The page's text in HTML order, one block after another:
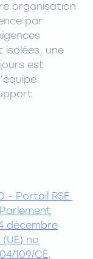
organisation
par
isolées, une
est
- Portail RSE
décembre
no
109/CE,